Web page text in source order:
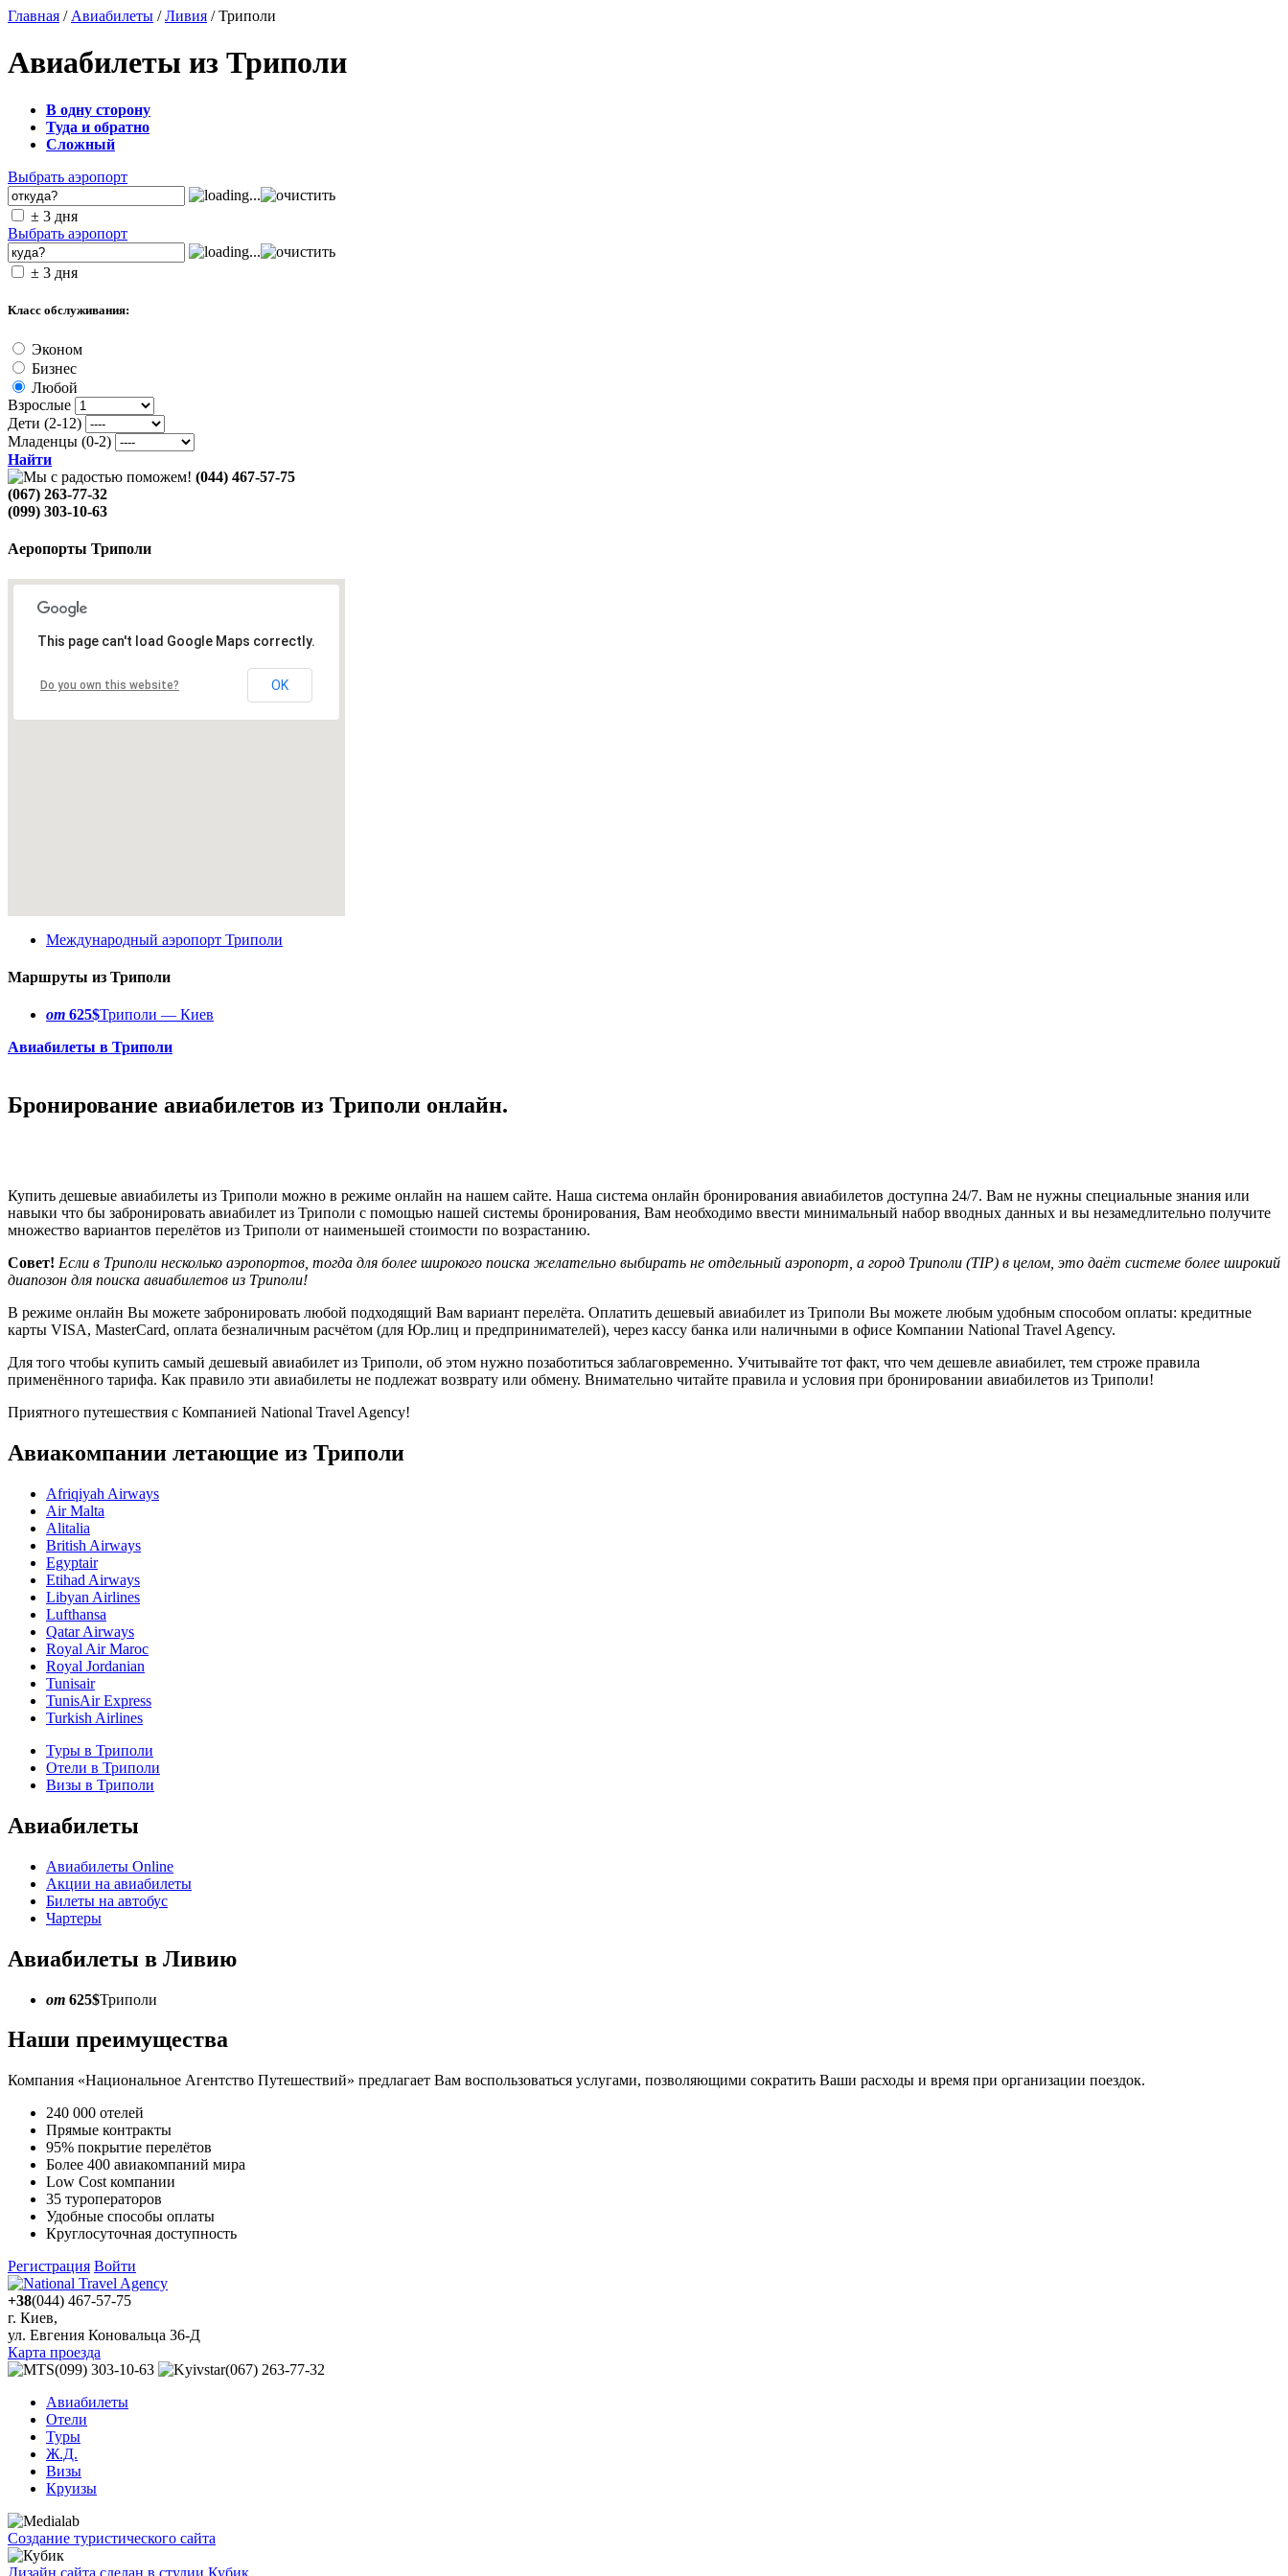
Главная / Авиабилеты /Ливия / Триполи
Авиабилеты из Триполи
В одну сторону
Туда и обратно
Сложный
Выбрать аэропорт
± 3 дня
Выбрать аэропорт
± 3 дня
Класс обслуживания:
Эконом
Бизнес
Любой
Взрослые
Дети (2-12)
Младенцы (0-2)
Найти
(044) 467-57-75
(067) 263-77-32
(099) 303-10-63
Аеропорты Триполи
This page can't load Google Maps correctly.
Do you own this website? OK
Международный аэропорт Триполи
Маршруты из Триполи
от 625$Триполи — Киев
Авиабилеты в Триполи
Бронирование авиабилетов из Триполи онлайн.
Купить дешевые авиабилеты из Триполи можно в режиме онлайн на нашем сайте. Наша система онлайн бронирования авиабилетов доступна 24/7. Вам не нужны специальные знания или
навыки что бы забронировать авиабилет из Триполи с помощью нашей системы бронирования, Вам необходимо ввести минимальный набор вводных данных и вы незамедлительно получите
множество вариантов перелётов из Триполи от наименьшей стоимости по возрастанию.
Совет! Если в Триполи несколько аэропортов, тогда для более широкого поиска желательно выбирать не отдельный аэропорт, а город Триполи (TIP) в целом, это даёт системе более широкий
диапозон для поиска авиабилетов из Триполи!
В режиме онлайн Вы можете забронировать любой подходящий Вам вариант перелёта. Оплатить дешевый авиабилет из Триполи Вы можете любым удобным способом оплаты: кредитные
карты VISA, MasterCard, оплата безналичным расчётом (для Юр.лиц и предпринимателей), через кассу банка или наличными в офисе Компании National Travel Agency.
Для того чтобы купить самый дешевый авиабилет из Триполи, об этом нужно позаботиться заблаговременно. Учитывайте тот факт, что чем дешевле авиабилет, тем строже правила
применённого тарифа. Как правило эти авиабилеты не подлежат возврату или обмену. Внимательно читайте правила и условия при бронировании авиабилетов из Триполи!
Приятного путешествия с Компанией National Travel Agency!
Авиакомпании летающие из Триполи
Afriqiyah Airways
Air Malta
Alitalia
British Airways
Egyptair
Etihad Airways
Libyan Airlines
Lufthansa
Qatar Airways
Royal Air Maroc
Royal Jordanian
Tunisair
TunisAir Express
Turkish Airlines
Туры в Триполи
Отели в Триполи
Визы в Триполи
Авиабилеты
Авиабилеты Online
Акции на авиабилеты
Билеты на автобус
Чартеры
Авиабилеты в Ливию
от 625$Триполи
Наши преимущества
Компания «Национальное Агентство Путешествий» предлагает Вам воспользоваться услугами, позволяющими сократить Ваши расходы и время при организации поездок.
240 000 отелей
Прямые контракты
95% покрытие перелётов
Более 400 авиакомпаний мира
Low Cost компании
35 туроператоров
Удобные способы оплаты
Круглосуточная доступность
Регистрация Войти
+38(044) 467-57-75
г. Киев,
ул. Евгения Коновальца 36-Д
Карта проезда
(099) 303-10-63
(067) 263-77-32
Авиабилеты
Отели
Туры
Ж.Д.
Визы
Круизы
Создание туристического сайта